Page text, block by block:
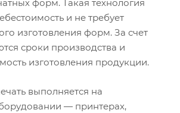
форм. Такая технология
и не требует
изготовления форм. За счет
сроки производства и
изготовления продукции.
выполняется на
— принтерах,